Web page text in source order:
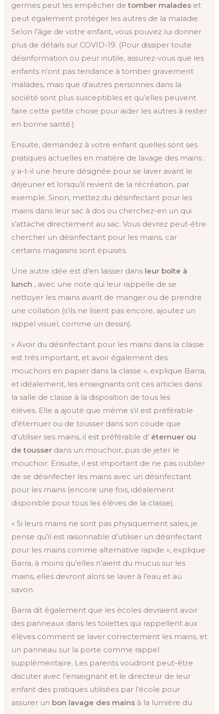
germes peut les empêcher detomber malades et
peut également protéger les autres de la maladie.
Selon l’âge de votre enfant, vous pouvez lui donner
plus de détails sur COVID-19. (Pour dissiper toute
désinformation ou peur inutile, assurez-vous que les
enfants n’ont pas tendance à tomber gravement
malades, mais que d’autres personnes dans la
société sont plus susceptibles et qu’elles peuvent
faire cette petite chose pour aider les autres à rester
en bonne santé.)
Ensuite, demandez à votre enfant quelles sont ses
pratiques actuelles en matière de lavage des mains :
y a-t-il une heure désignée pour se laver avant le
déjeuner et lorsqu’il revient de la récréation, par
exemple. Sinon, mettez du désinfectant pour les
mains dans leur sac à dos ou cherchez-en un qui
s’attache directement au sac. Vous devrez peut-être
chercher un désinfectant pour les mains, car
certains magasins sont épuisés.
Une autre idée est d’en laisser dans leur boîte à
lunch , avec une note qui leur rappelle de se
nettoyer les mains avant de manger ou de prendre
une collation (s’ils ne lisent pas encore, ajoutez un
rappel visuel, comme un dessin).
« Avoir du désinfectant pour les mains dans la classe
est très important, et avoir également des
mouchoirs en papier dans la classe », explique Barra,
et idéalement, les enseignants ont ces articles dans
la salle de classe à la disposition de tous les
élèves. Elle a ajouté que même s’il est préférable
d’éternuer ou de tousser dans son coude que
d’utiliser ses mains, il est préférable d’ éternuer ou
de tousser dans un mouchoir, puis de jeter le
mouchoir. Ensuite, il est important de ne pas oublier
de se désinfecter les mains avec un désinfectant
pour les mains (encore une fois, idéalement
disponible pour tous les élèves de la classe).
« Si leurs mains ne sont pas physiquement sales, je
pense qu’il est raisonnable d’utiliser un désinfectant
pour les mains comme alternative rapide », explique
Barra, à moins qu’elles n’aient du mucus sur les
mains, elles devront alors se laver à l’eau et au
savon.
Barra dit également que les écoles devraient avoir
des panneaux dans les toilettes qui rappellent aux
élèves comment se laver correctement les mains, et
un panneau sur la porte comme rappel
supplémentaire. Les parents voudront peut-être
discuter avec l’enseignant et le directeur de leur
enfant des pratiques utilisées par l’école pour
assurer un bon lavage des mains à la lumière du